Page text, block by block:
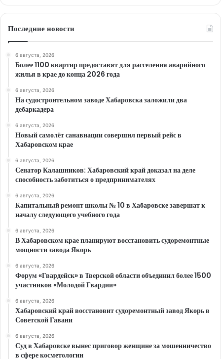
Последние новости
6 августа, 2026
Более 1100 квартир предоставят для расселения аварийного
жилья в крае до конца 2026 года
6 августа, 2026
На судостроительном заводе Хабаровска заложили два
дебаркадера
6 августа, 2026
Новый самолёт санавиации совершил первый рейс в
Хабаровском крае
6 августа, 2026
Сенатор Калашников: Хабаровский край доказал на деле
способность заботиться о предпринимателях
6 августа, 2026
Капитальный ремонт школы № 10 в Хабаровске завершат к
началу следующего учебного года
6 августа, 2026
В Хабаровском крае планируют восстановить судоремонтные
мощности завода Якорь
6 августа, 2026
Форум «Гвардейск» в Тверской области объединил более 1500
участников «Молодой Гвардии»
6 августа, 2026
Хабаровский край восстановит судоремонтный завод Якорь в
Советской Гавани
6 августа, 2026
Суд в Хабаровске вынес приговор женщине за мошенничество
в сфере косметологии